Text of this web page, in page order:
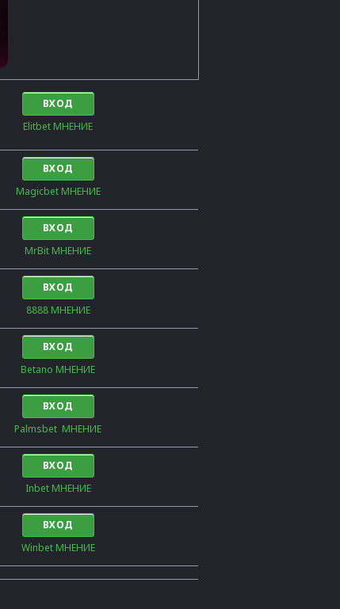
ВХОД
Elitbet МНЕНИЕ
ВХОД
Magicbet МНЕНИЕ
ВХОД
MrBit МНЕНИЕ
ВХОД
8888 МНЕНИЕ
ВХОД
Betano МНЕНИЕ
ВХОД
Palmsbet  МНЕНИЕ
ВХОД
Inbet МНЕНИЕ
ВХОД
Winbet МНЕНИЕ